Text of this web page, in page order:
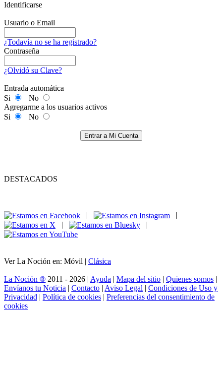
Identificarse
Usuario o Email
¿Todavía no se ha registrado?
Contraseña
¿Olvidó su Clave?
Entrada automática
Si
No
Agregarme a los usuarios activos
Si
No
Entrar a Mi Cuenta
DESTACADOS
|
|
Ver La Noción en: Móvil | Clásica
La Noción ® 2011 - 2026 | Ayuda | Mapa del sitio | Quienes somos |
Envíanos tu Noticia | Contacto | Aviso Legal | Condiciones de Uso y
Privacidad | Política de cookies | Preferencias del consentimiento de
cookies